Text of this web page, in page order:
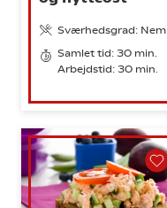
Sværhedsgrad: Nem
Samlet tid: 30 min.
Arbejdstid: 30 min.